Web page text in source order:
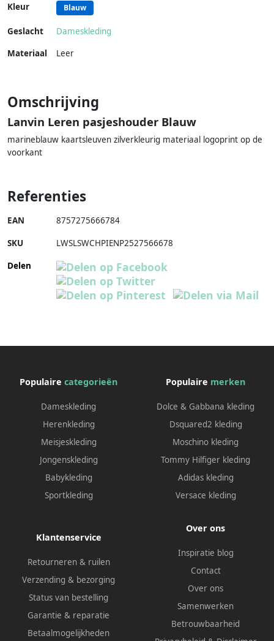
Kleur Blauw
Geslacht
Dameskleding
Materiaal
Leer
Omschrijving
Lanvin Leren pasjeshouder Blauw
marineblauw kaartsleuven zilverkleurig materiaal logoprint op de
voorkant
Referenties
EAN 8757275666784
SKU LWSLSWCHPIENP2527566678
Delen
Populaire categorieën
Dameskleding
Herenkleding
Meisjeskleding
Jongenskleding
Babykleding
Sportkleding
Populaire merken
Dolce & Gabbana kleding
Dsquared2 kleding
Moschino kleding
Tommy Hilfiger kleding
Adidas kleding
Versace kleding
Klantenservice
Retourneren & ruilen
Verzending & bezorging
Status van bestelling
Garantie & reparatie
Betaalmogelijkheden
Over ons
Inspiratie blog
Contact
Over ons
Samenwerken
Betrouwbaarheid